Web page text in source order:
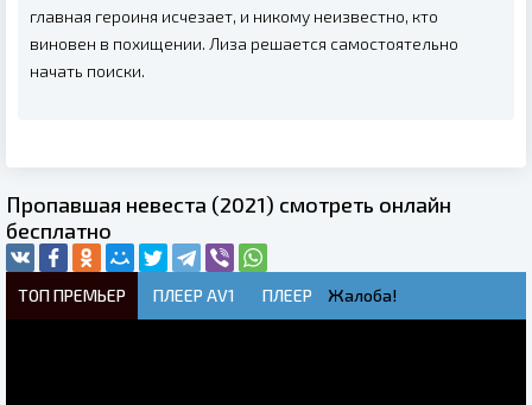
главная героиня исчезает, и никому неизвестно, кто
виновен в похищении. Лиза решается самостоятельно
начать поиски.
Пропавшая невеста (2021) смотреть онлайн
бесплатно
ТОП ПРЕМЬЕР ПЛЕЕР AV1 ПЛЕЕР Жалоба!